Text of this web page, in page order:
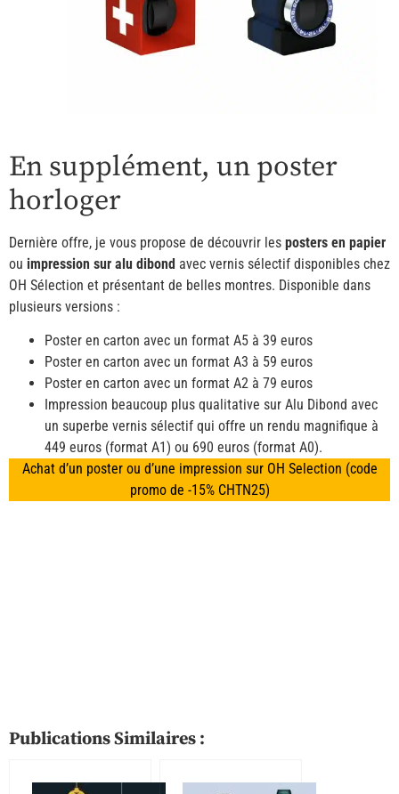
En supplément, un poster
horloger
Dernière offre, je vous propose de découvrir les posters en papier
ou impression sur alu dibond avec vernis sélectif disponibles chez
OH Sélection et présentant de belles montres. Disponible dans
plusieurs versions :
Poster en carton avec un format A5 à 39 euros
Poster en carton avec un format A3 à 59 euros
Poster en carton avec un format A2 à 79 euros
Impression beaucoup plus qualitative sur Alu Dibond avec
un superbe vernis sélectif qui offre un rendu magnifique à
449 euros (format A1) ou 690 euros (format A0).
Achat d’un poster ou d’une impression sur OH Selection (code
promo de -15% CHTN25)
Publications Similaires :